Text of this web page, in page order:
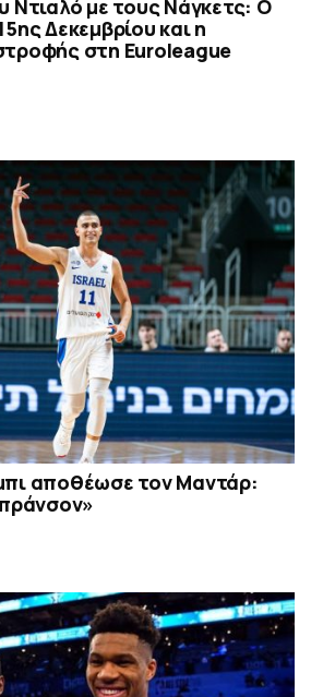
Ντιαλό με τους Νάγκετς: Ο
Δεκεμβρίου και η
στη Euroleague
αποθέωσε τον Μαντάρ: